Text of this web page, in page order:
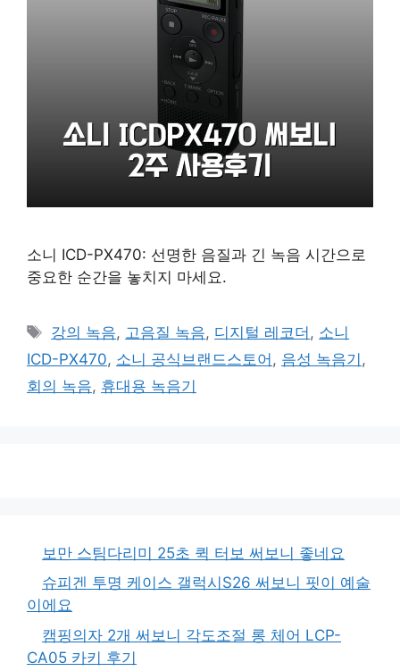
소니 ICD-PX470: 선명한 음질과 긴 녹음 시간으로
중요한 순간을 놓치지 마세요.
태
그
강의 녹음, 고음질 녹음, 디지털 레코더 , 소니
ICD-PX470, 소니 공식브랜드스토어 , 음성 녹음기 ,
회의 녹음, 휴대용 녹음기
보만 스팀다리미 25초 퀵 터보 써보니 좋네요
슈피겐 투명 케이스 갤럭시S26 써보니 핏이 예술
이에요
캠핑의자 2개 써보니 각도조절 롱 체어 LCP-
CA05 카키 후기